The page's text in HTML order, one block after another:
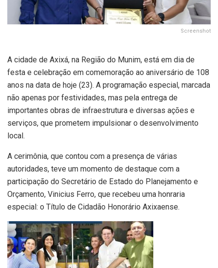
Screenshot
A cidade de Axixá, na Região do Munim, está em dia de
festa e celebração em comemoração ao aniversário de 108
anos na data de hoje (23). A programação especial, marcada
não apenas por festividades, mas pela entrega de
importantes obras de infraestrutura e diversas ações e
serviços, que prometem impulsionar o desenvolvimento
local.
A cerimônia, que contou com a presença de várias
autoridades, teve um momento de destaque com a
participação do Secretário de Estado do Planejamento e
Orçamento, Vinicius Ferro, que recebeu uma honraria
especial: o Título de Cidadão Honorário Axixaense.